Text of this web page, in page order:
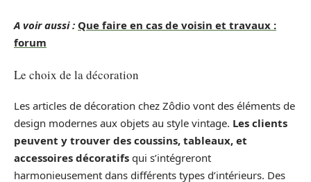
A voir aussi : Que faire en cas de voisin et travaux :
forum
Le choix de la décoration
Les articles de décoration chez Zôdio vont des éléments de
design modernes aux objets au style vintage. Les clients
peuvent y trouver des coussins, tableaux, et
accessoires décoratifs qui s’intégreront
harmonieusement dans différents types d’intérieurs. Des